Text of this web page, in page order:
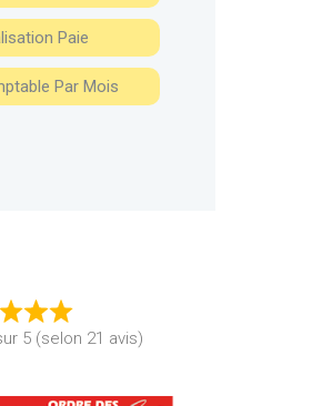
Paie
Par Mois
Rated
5,0
5 (selon 21 avis)